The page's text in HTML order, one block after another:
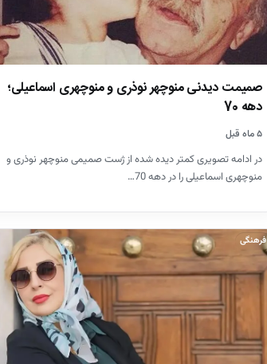
صمیمت دیدنی منوچهر نوذری و منوچهری اسماعیلی؛
دهه 70
۵ ماه قبل
در ادامه تصویری کمتر دیده شده از ژست صمیمی منوچهر نوذری و
منوچهری اسماعیلی را در دهه 70…
فرهنگی